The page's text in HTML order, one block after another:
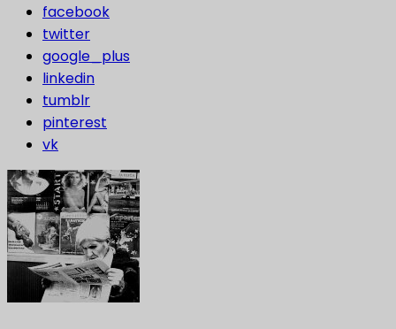
facebook
twitter
google_plus
linkedin
tumblr
pinterest
vk